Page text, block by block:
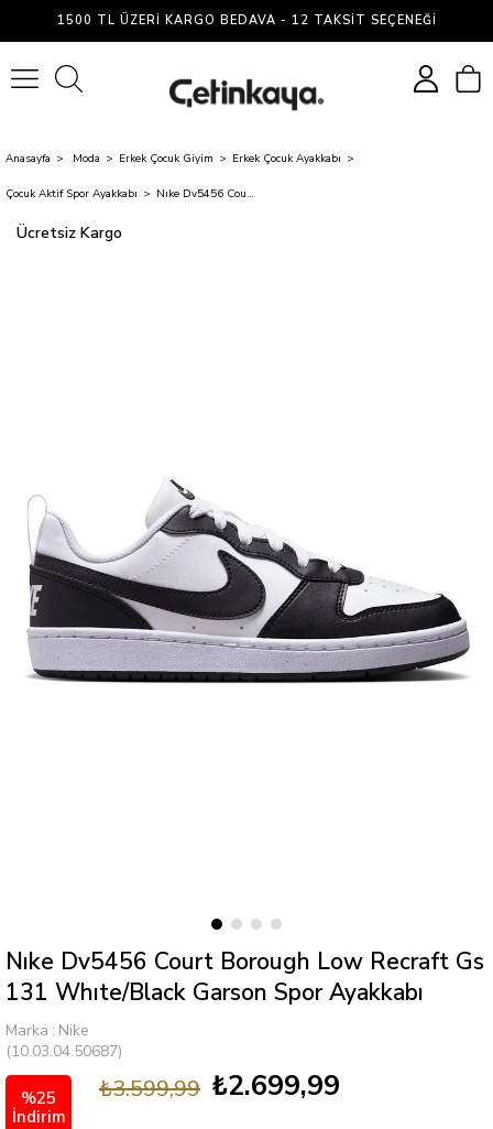
1500 TL ÜZERI KARGO BEDAVA - 12 TAKSIT SEÇENEĞI
Anasayfa Moda Erkek Çocuk Giyim Erkek Çocuk Ayakkabı
Çocuk Aktif Spor Ayakkabı Nıke Dv5456 Court Borough Low Recraft Gs 131 Whıte/Black Garson Spor Ayakkabı
Ücretsiz Kargo
Nıke Dv5456 Court Borough Low Recraft Gs
131 Whıte/Black Garson Spor Ayakkabı
Marka : Nike
(10.03.04.50687)
%25
İndirim
₺3.599,99 ₺2.699,99